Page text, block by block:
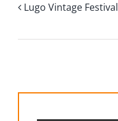
Lugo Vintage Festival